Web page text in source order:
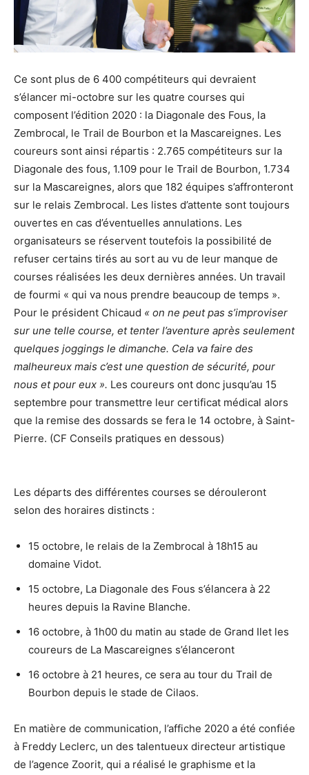
Ce sont plus de 6 400 compétiteurs qui devraient
s’élancer mi-octobre sur les quatre courses qui
composent l’édition 2020 : la Diagonale des Fous, la
Zembrocal, le Trail de Bourbon et la Mascareignes. Les
coureurs sont ainsi répartis : 2.765 compétiteurs sur la
Diagonale des fous, 1.109 pour le Trail de Bourbon, 1.734
sur la Mascareignes, alors que 182 équipes s’affronteront
sur le relais Zembrocal. Les listes d’attente sont toujours
ouvertes en cas d’éventuelles annulations. Les
organisateurs se réservent toutefois la possibilité de
refuser certains tirés au sort au vu de leur manque de
courses réalisées les deux dernières années. Un travail
de fourmi « qui va nous prendre beaucoup de temps ».
Pour le président Chicaud « on ne peut pas s’improviser
sur une telle course, et tenter l’aventure après seulement
quelques joggings le dimanche. Cela va faire des
malheureux mais c’est une question de sécurité, pour
nous et pour eux ». Les coureurs ont donc jusqu’au 15
septembre pour transmettre leur certificat médical alors
que la remise des dossards se fera le 14 octobre, à Saint-
Pierre. (CF Conseils pratiques en dessous)
Les départs des différentes courses se dérouleront
selon des horaires distincts :
15 octobre, le relais de la Zembrocal à 18h15 au
domaine Vidot.
15 octobre, La Diagonale des Fous s’élancera à 22
heures depuis la Ravine Blanche.
16 octobre, à 1h00 du matin au stade de Grand Ilet les
coureurs de La Mascareignes s’élanceront
16 octobre à 21 heures, ce sera au tour du Trail de
Bourbon depuis le stade de Cilaos.
En matière de communication, l’affiche 2020 a été confiée
à Freddy Leclerc, un des talentueux directeur artistique
de l’agence Zoorit, qui a réalisé le graphisme et la